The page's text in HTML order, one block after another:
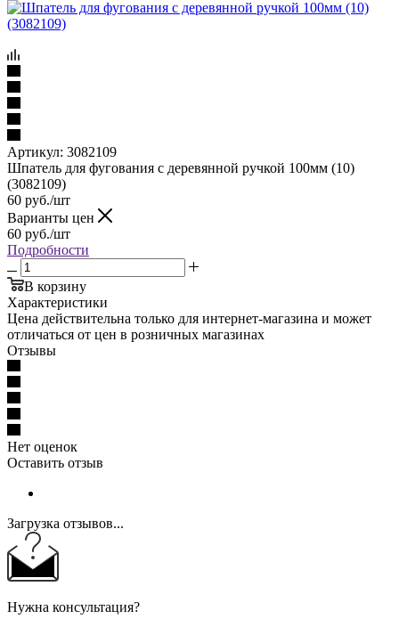
Артикул: 3082109
Шпатель для фугования с деревянной ручкой 100мм (10)
(3082109)
60 руб./шт
Варианты цен
60 руб./шт
Подробности
В корзину
Характеристики
Цена действительна только для интернет-магазина и может
отличаться от цен в розничных магазинах
Отзывы
Нет оценок
Оставить отзыв
Загрузка отзывов...
Нужна консультация?